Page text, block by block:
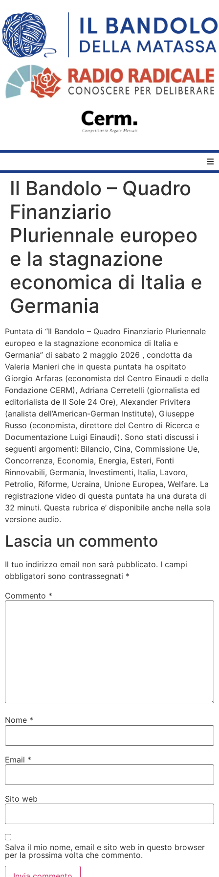
Home
Bandolo
Connessioni
Fondazione CERM
Il Bandolo – Quadro
Finanziario
Pluriennale europeo
e la stagnazione
economica di Italia e
Germania
Puntata di “Il Bandolo – Quadro Finanziario Pluriennale
europeo e la stagnazione economica di Italia e
Germania” di sabato 2 maggio 2026 , condotta da
Valeria Manieri che in questa puntata ha ospitato
Giorgio Arfaras (economista del Centro Einaudi e della
Fondazione CERM), Adriana Cerretelli (giornalista ed
editorialista de Il Sole 24 Ore), Alexander Privitera
(analista dell’American-German Institute), Giuseppe
Russo (economista, direttore del Centro di Ricerca e
Documentazione Luigi Einaudi). Sono stati discussi i
seguenti argomenti: Bilancio, Cina, Commissione Ue,
Concorrenza, Economia, Energia, Esteri, Fonti
Rinnovabili, Germania, Investimenti, Italia, Lavoro,
Petrolio, Riforme, Ucraina, Unione Europea, Welfare. La
registrazione video di questa puntata ha una durata di
32 minuti. Questa rubrica e’ disponibile anche nella sola
versione audio.
Lascia un commento
Il tuo indirizzo email non sarà pubblicato. I campi
obbligatori sono contrassegnati *
Commento *
Nome *
Email *
Sito web
Salva il mio nome, email e sito web in questo browser
per la prossima volta che commento.